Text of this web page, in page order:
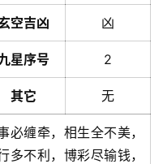
空吉凶 凶
星序号 2
其它 无
必缠牵，相生全不美，
多不利，博彩尽输钱，